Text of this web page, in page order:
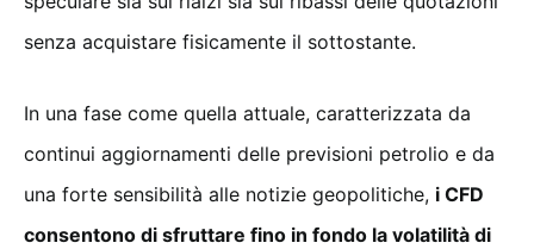
senza acquistare fisicamente il sottostante.
In una fase come quella attuale, caratterizzata da
continui aggiornamenti delle previsioni petrolio e da
una forte sensibilità alle notizie geopolitiche, i CFD
consentono di sfruttare fino in fondo la volatilità di